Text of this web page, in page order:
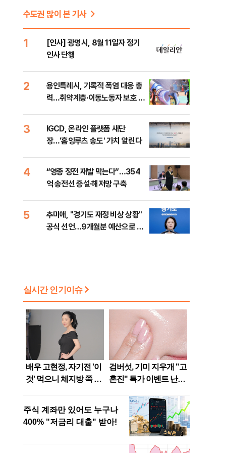
수도권 많이 본 기사
1
[인사] 광명시, 8월 11일자 정기
인사 단행
2
용인특례시, 기록적 폭염 대응 총
력…취약계층·이동노동자 보호 강
3
IGCD, 온라인 플랫폼 새단
장…'홈잉루츠 송도' 가치 알린다
4
“영종 정전 재발 막는다”…354
억 송전선 증설·해저망 구축
5
추미애, "경기도 재정 비상 상황"
공식 선언…9개월분 예산으로 민